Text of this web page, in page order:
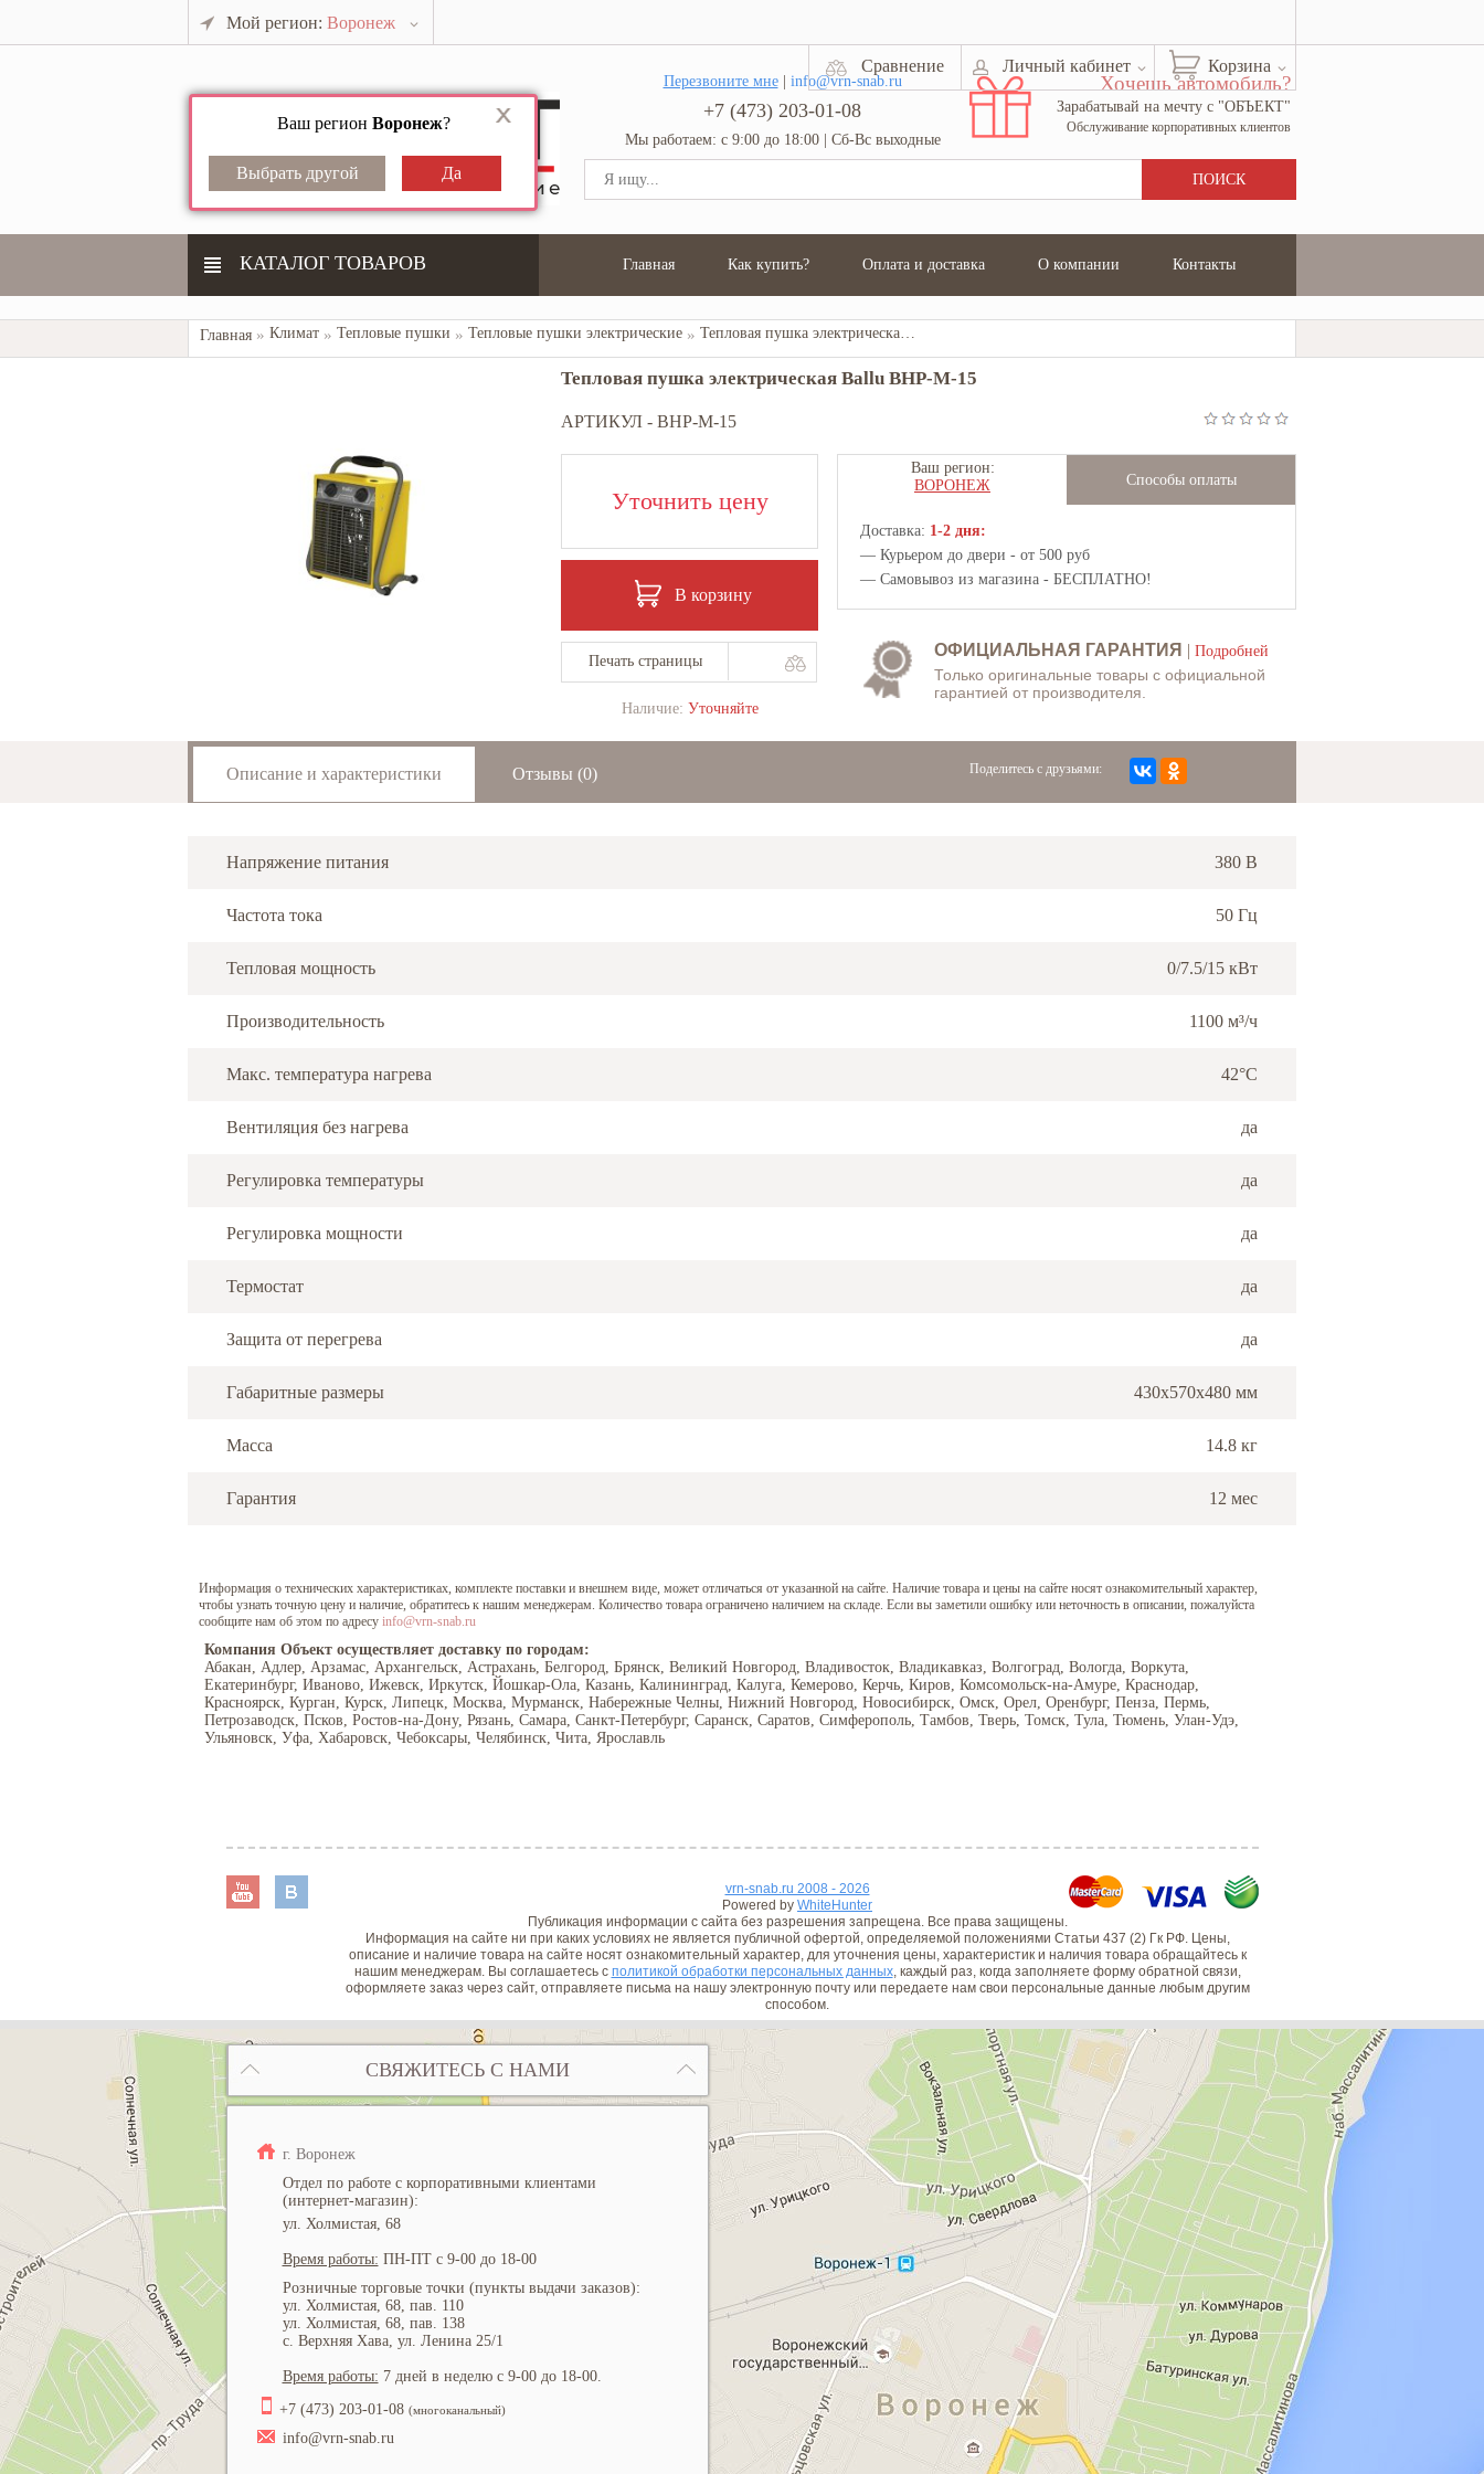
Мой регион: Воронеж
Ваш регион Воронеж?
Корзина
Личный кабинет
Сравнение
Перезвоните мне| info@vrn-snab.ru
+7 (473) 203-01-08
Мы работаем: с 9:00 до 18:00 | Сб-Вс выходные
Хочешь автомобиль?
Зарабатывай на мечту с "ОБЪЕКТ"
Обслуживание корпоративных клиентов
КАТАЛОГ ТОВАРОВ Главная Как купить? Оплата и доставка О компании Контакты
Главная Климат Тепловые пушки Тепловые пушки электрические Тепловая пушка электрическая Ballu BHP-M-15
Тепловая пушка электрическая Ballu BHP-M-15
АРТИКУЛ - BHP-M-15
Уточнить цену
В корзину
Печать страницы
Наличие: Уточняйте
Ваш регион:
ВОРОНЕЖ
Способы оплаты
Доставка: 1-2 дня:
— Курьером до двери - от 500 руб
— Самовывоз из магазина - БЕСПЛАТНО!
ОФИЦИАЛЬНАЯ ГАРАНТИЯ | Подробней
Только оригинальные товары с официальной
гарантией от производителя.
Описание и характеристики Отзывы (0) Поделитесь с друзьями:
Напряжение питания 380 В
Частота тока 50 Гц
Тепловая мощность 0/7.5/15 кВт
Производительность 1100 м³/ч
Макс. температура нагрева 42°С
Вентиляция без нагрева да
Регулировка температуры да
Регулировка мощности да
Термостат да
Защита от перегрева да
Габаритные размеры 430x570x480 мм
Масса 14.8 кг
Гарантия 12 мес
Информация о технических характеристиках, комплекте поставки и внешнем виде, может отличаться от указанной на сайте. Наличие товара и цены на сайте носят ознакомительный характер,
чтобы узнать точную цену и наличие, обратитесь к нашим менеджерам. Количество товара ограничено наличием на складе. Если вы заметили ошибку или неточность в описании, пожалуйста
сообщите нам об этом по адресу info@vrn-snab.ru
Компания Объект осуществляет доставку по городам:
Абакан, Адлер, Арзамас, Архангельск, Астрахань, Белгород, Брянск, Великий Новгород, Владивосток, Владикавказ, Волгоград, Вологда, Воркута,
Екатеринбург, Иваново, Ижевск, Иркутск, Йошкар-Ола, Казань, Калининград, Калуга, Кемерово, Керчь, Киров, Комсомольск-на-Амуре, Краснодар,
Красноярск, Курган, Курск, Липецк, Москва, Мурманск, Набережные Челны, Нижний Новгород, Новосибирск, Омск, Орел, Оренбург, Пенза, Пермь,
Петрозаводск, Псков, Ростов-на-Дону, Рязань, Самара, Санкт-Петербург, Саранск, Саратов, Симферополь, Тамбов, Тверь, Томск, Тула, Тюмень, Улан-Удэ,
Ульяновск, Уфа, Хабаровск, Чебоксары, Челябинск, Чита, Ярославль
vrn-snab.ru 2008 - 2026
Powered by WhiteHunter
Публикация информации с сайта без разрешения запрещена. Все права защищены.
Информация на сайте ни при каких условиях не является публичной офертой, определяемой положениями Статьи 437 (2) Гк РФ. Цены,
описание и наличие товара на сайте носят ознакомительный характер, для уточнения цены, характеристик и наличия товара обращайтесь к
нашим менеджерам. Вы соглашаетесь с политикой обработки персональных данных, каждый раз, когда заполняете форму обратной связи,
оформляете заказ через сайт, отправляете письма на нашу электронную почту или передаете нам свои персональные данные любым другим
способом.
СВЯЖИТЕСЬ С НАМИ
г. Воронеж
Отдел по работе с корпоративными клиентами
(интернет-магазин):
ул. Холмистая, 68
Время работы: ПН-ПТ с 9-00 до 18-00
Розничные торговые точки (пункты выдачи заказов):
ул. Холмистая, 68, пав. 110
ул. Холмистая, 68, пав. 138
с. Верхняя Хава, ул. Ленина 25/1
Время работы: 7 дней в неделю с 9-00 до 18-00.
+7 (473) 203-01-08 (многоканальный)
info@vrn-snab.ru